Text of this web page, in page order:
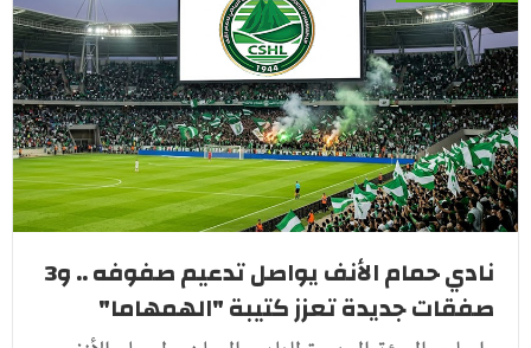
نادي حمام الأنف يواصل تدعيم صفوفه .. و3
صفقات جديدة تعزز كتيبة "الهمهاما"